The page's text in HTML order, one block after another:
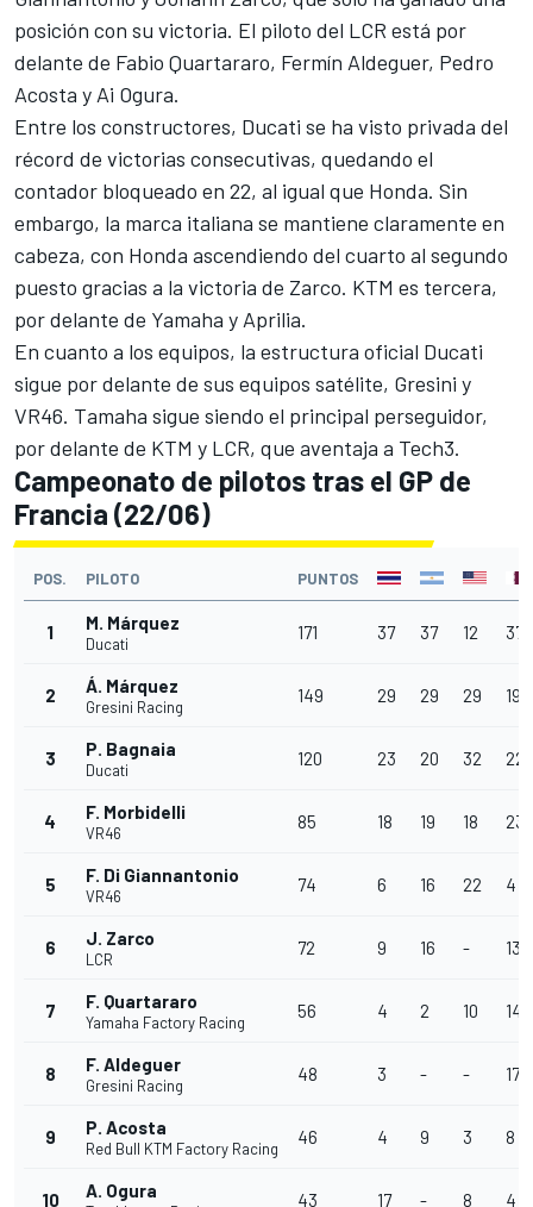
posición con su victoria. El piloto del LCR está por
delante de Fabio Quartararo, Fermín Aldeguer, Pedro
Acosta y Ai Ogura.
Entre los constructores, Ducati se ha visto privada del
récord de victorias consecutivas, quedando el
contador bloqueado en 22, al igual que Honda. Sin
embargo, la marca italiana se mantiene claramente en
cabeza, con Honda ascendiendo del cuarto al segundo
puesto gracias a la victoria de Zarco. KTM es tercera,
por delante de Yamaha y Aprilia.
En cuanto a los equipos, la estructura oficial Ducati
sigue por delante de sus equipos satélite, Gresini y
VR46. Tamaha sigue siendo el principal perseguidor,
por delante de KTM y LCR, que aventaja a Tech3.
Campeonato de pilotos tras el GP de
Francia (22/06)
POS. PILOTO PUNTOS
1 M. Márquez
Ducati
171 37 37 12 37
2 Á. Márquez
Gresini Racing
149 29 29 29 19
3 P. Bagnaia
Ducati
120 23 20 32 22
4 F. Morbidelli
VR46
85 18 19 18 23
5 F. Di Giannantonio
VR46
74 6 16 22 4
6 J. Zarco
LCR
72 9 16 - 13
7 F. Quartararo
Yamaha Factory Racing
56 4 2 10 14
8 F. Aldeguer
Gresini Racing
48 3 - - 17
9 P. Acosta
Red Bull KTM Factory Racing
46 4 9 3 8
10 A. Ogura 43 17 - 8 4